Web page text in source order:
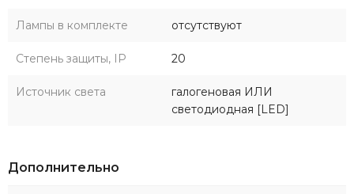
Лампы в комплекте отсутствуют
Степень защиты, IP 20
Источник света
галогеновая ИЛИ
светодиодная [LED]
Дополнительно